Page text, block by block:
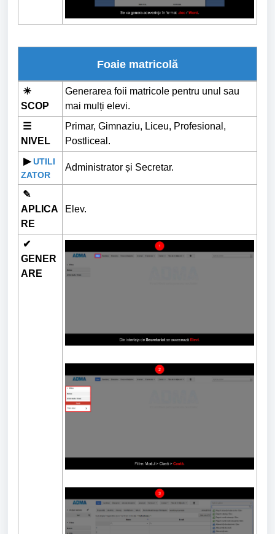
Foaie matricolă
☀
SCOP
Generarea foii matricole pentru unul sau
mai mulți elevi.
☰
NIVEL
Primar, Gimnaziu, Liceu, Profesional,
Postliceal.
▶ UTILI
ZATOR
Administrator și Secretar.
✎
APLICA
RE
Elev.
✔
GENER
ARE